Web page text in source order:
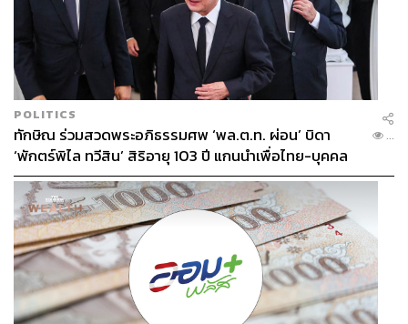
พ.ร.บ. การขนส่งทางราง พ.ศ. 2568 เครื่องมือทาง
กฎหมายฉบับใหม่
กลไกทางกฎหมายที่นำมาใช้ควบคุมความปลอดภัยใน
ปัจจุบันคือ พระราชบัญญัติการขนส่งทางราง พ.ศ. 2568 ซึ่งมี
ผลบังคับใช้ตั้งแต่เดือนมีนาคม พ.ศ. 2569 ได้มีการกำหนด
โครงสร้างเชิงกฎหมายใหม่เพื่อยกระดับความปลอดภัย
บริเวณจุดตัดทางรถไฟและการเดินรถไว้หลายส่วน
ข้อแรกคือการกำหนดเขตปลอดภัยที่ชัดเจนในหมวด 3 โดย
บังคับให้เจ้าของโครงการต้องกำหนด เขตระบบรถขนส่งทาง
ราง และ เขตปลอดภัยระบบรถขนส่งทางราง ให้ชัดเจน
พร้อมทำเครื่องหมายแสดงแนวเขตให้ประชาชนรู้ เพื่อ
POLITICS
ทักษิณ ร่วมสวดพระอภิธรรมศพ ‘พล.ต.ท. ผ่อน’ บิดา
‘พักตร์พิไล ทวีสิน’ สิริอายุ 103 ปี แกนนำเพื่อไทย-บุคคล
หลากวงการร่วมอาลัย
...